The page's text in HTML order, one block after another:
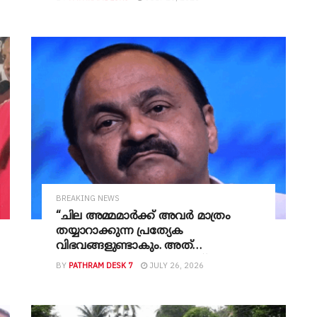
BREAKING NEWS
“ചില അമ്മമാർക്ക് അവർ മാത്രം
തയ്യാറാക്കുന്ന പ്രത്യേക
വിഭവങ്ങളുണ്ടാകും. അത്
മക്കൾക്കോ മകന്റെ ഭാര്യയ്ക്കോ
സംരക്ഷിക്കപ്പെടണം” ;
BY PATHRAM DESK 7 JULY 26, 2026